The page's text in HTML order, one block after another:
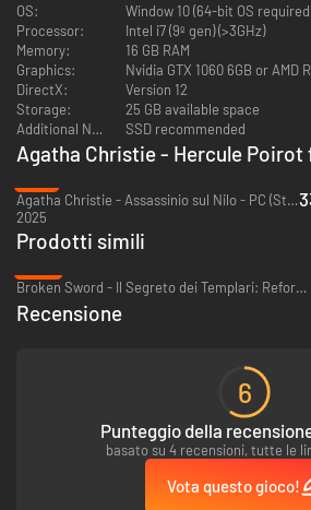
motivazioni, e cercherà di svelare chi è l’autore
avvenuto.
Risolvere il mistero non sarà facile. Attraverso
dovrai usare le tue piccole cellule grigie e le
svelare la verità e portarla alla luce.
Che tu sia un appassionato dell'iconico libro o
misteri della morte o semplicemente alla
emozionante, questa nuova proposta ha
Quindi, sali a bordo dell'Orient Express e lascia
OS:
Window 10 (64-bit OS
Processor:
Intel i7 (9º gen) (>3GHz)
Memory:
16 GB RAM
Graphics:
Nvidia GTX 1060 6GB or AMD
DirectX:
Version 12
Storage:
25 GB available space
Additional Notes:
SSD recommended
Agatha Christie - Hercule Poirot
Agatha Christie - Assassinio sul Nilo - PC (Steam)
2025
Prodotti simili
Broken Sword - Il Segreto dei Templari: Reforged - PC & Mac (Steam)
Recensione
6
Punteggio della
basato su 4 recensioni, tutte le
Vota questo gioco!